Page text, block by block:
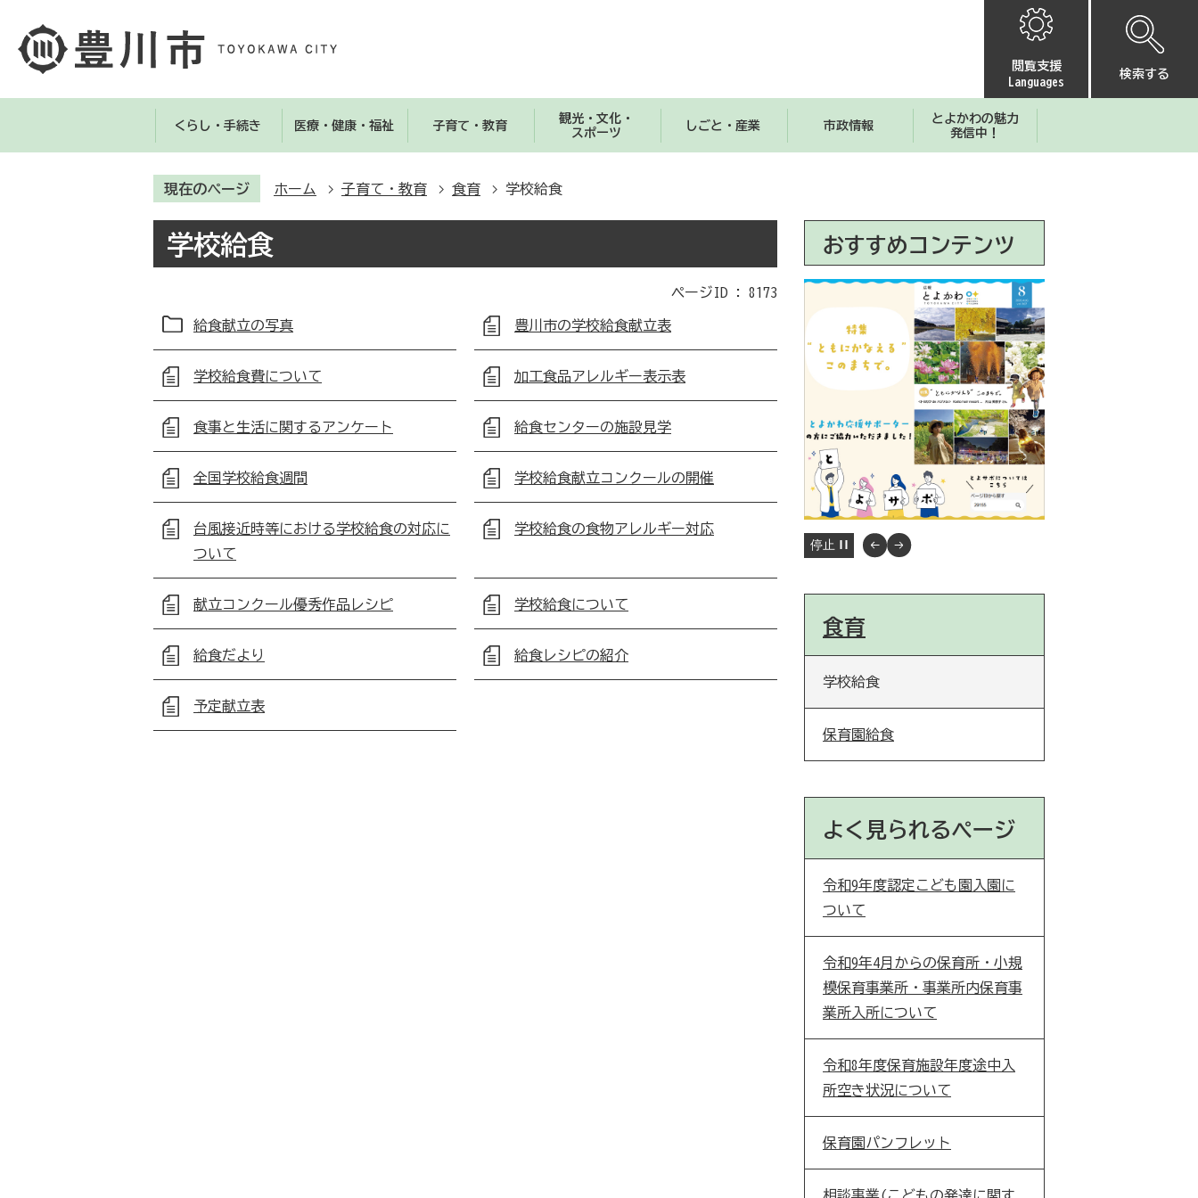
閲覧支援
Languages
検索する
くらし・手続き 医療・健康・福祉 子育て・教育
観光・文化・
スポーツ
しごと・産業 市政情報
とよかわの魅力
発信中！
現在のページ ホーム 子育て・教育 食育 学校給食
学校給食
ページID : 8173
給食献立の写真 豊川市の学校給食献立表
学校給食費について 加工食品アレルギー表示表
食事と生活に関するアンケート 給食センターの施設見学
全国学校給食週間 学校給食献立コンクールの開催
台風接近時等における学校給食の対応に
ついて
学校給食の食物アレルギー対応
献立コンクール優秀作品レシピ 学校給食について
給食だより 給食レシピの紹介
予定献立表
おすすめコンテンツ
停止
食育
学校給食
保育園給食
よく見られるページ
令和9年度認定こども園入園に
ついて
令和9年4月からの保育所・小規
模保育事業所・事業所内保育事
業所入所について
令和8年度保育施設年度途中入
所空き状況について
保育園パンフレット